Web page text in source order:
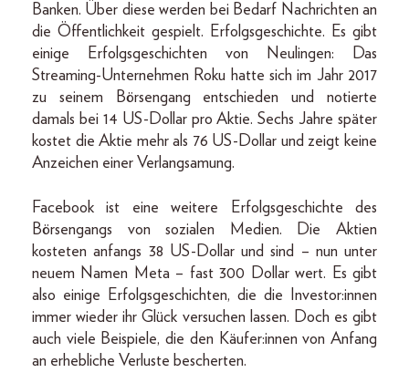
Banken. Über diese werden bei Bedarf Nachrichten an
die Öffentlichkeit gespielt. Erfolgsgeschichte. Es gibt
einige Erfolgsgeschichten von Neulingen: Das
Streaming-Unternehmen Roku hatte sich im Jahr 2017
zu seinem Börsengang entschieden und notierte
damals bei 14 US-Dollar pro Aktie. Sechs Jahre später
kostet die Aktie mehr als 76 US-Dollar und zeigt keine
Anzeichen einer Verlangsamung.
Facebook ist eine weitere Erfolgsgeschichte des
Börsengangs von sozialen Medien. Die Aktien
kosteten anfangs 38 US-Dollar und sind – nun unter
neuem Namen Meta – fast 300 Dollar wert. Es gibt
also einige Erfolgsgeschichten, die die Investor:innen
immer wieder ihr Glück versuchen lassen. Doch es gibt
auch viele Beispiele, die den Käufer:innen von Anfang
an erhebliche Verluste bescherten.